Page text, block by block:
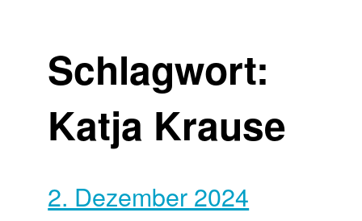
Schlagwort:
Katja Krause
2. Dezember 2024